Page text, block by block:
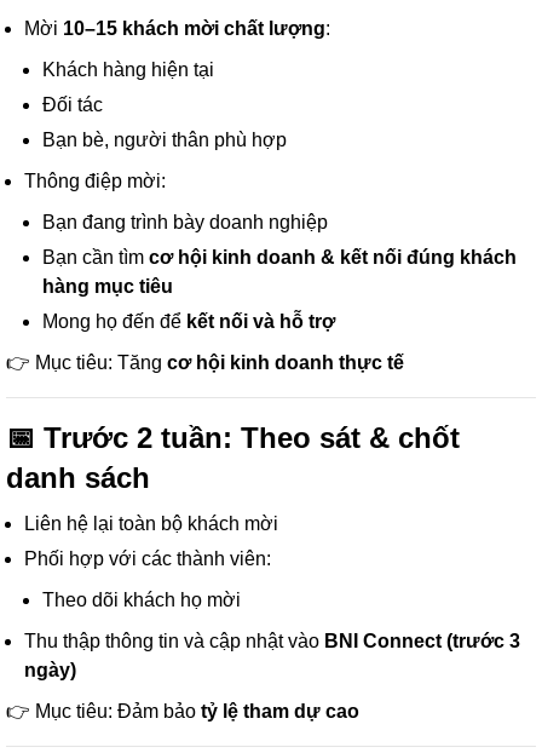
Mời 10–15 khách mời chất lượng:
Khách hàng hiện tại
Đối tác
Bạn bè, người thân phù hợp
Thông điệp mời:
Bạn đang trình bày doanh nghiệp
Bạn cần tìm cơ hội kinh doanh & kết nối đúng khách
hàng mục tiêu
Mong họ đến để kết nối và hỗ trợ
👉 Mục tiêu: Tăng cơ hội kinh doanh thực tế
📅 Trước 2 tuần: Theo sát & chốt
danh sách
Liên hệ lại toàn bộ khách mời
Phối hợp với các thành viên:
Theo dõi khách họ mời
Thu thập thông tin và cập nhật vào BNI Connect (trước 3
ngày)
👉 Mục tiêu: Đảm bảo tỷ lệ tham dự cao